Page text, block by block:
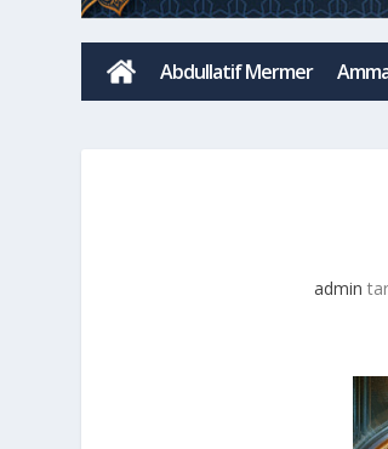
H Abdullatif Mermer
admin